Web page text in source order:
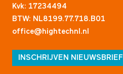
Kvk: 17234494
BTW: NL8199.77.718.B01
office@hightechnl.nl
INSCHRIJVEN NIEUWSBRIEF